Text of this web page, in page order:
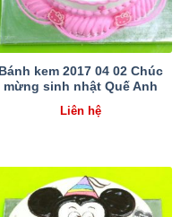
Bánh kem 2017 04 02 Chúc
mừng sinh nhật Quế Anh
Liên hệ